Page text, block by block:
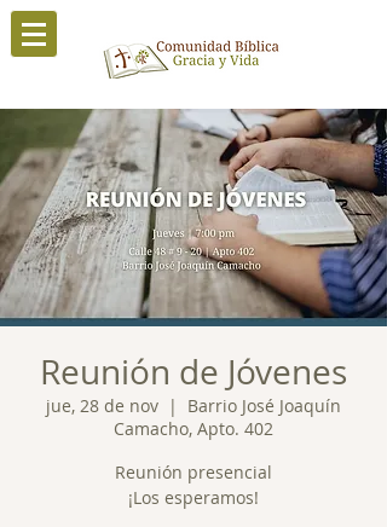
Reunión de Jóvenes
jue, 28 de nov
  |
Barrio José Joaquín
Camacho, Apto. 402
Reunión presencial
¡Los esperamos!